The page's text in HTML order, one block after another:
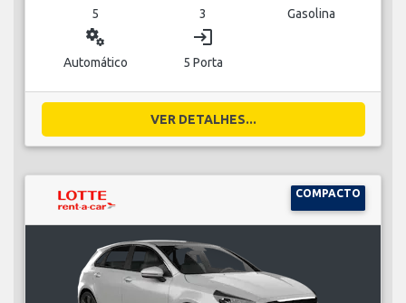
5 3 Gasolina
miscellaneous_services
Automático
login
5 Porta
VER DETALHES...
COMPACTO